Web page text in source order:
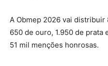
A Obmep 2026 vai
650 de ouro, 1.950 de
51 mil menções honrosas.